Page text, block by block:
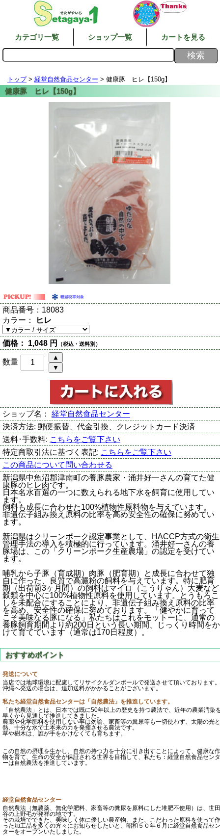
カテゴリ一覧 ショップ一覧 カートを見る
トップ> 経堂自然食品センター > 健康豚 ヒレ【150g】
商品番号： 18083
カラー： ヒレ
価格： 1,048 円 （税込・送料別）
数量
ショップ名： 経堂自然食品センター
決済方法: 郵便振替、代金引換、クレジットカード決済
送料･手数料: こちらをご覧下さい
特定商取引法に基づく表記: こちらをご覧下さい
この商品について問い合わせる
新潟県中魚沼郡津南町の養豚農家・涌井好一さんの育てた健
康豚のヒレ肉です。
日本名水百選の一つに数えられる地下水を飼育に使用してい
ます。
飼料も成長に合わせた100%植物性原料物を与えています。
非遺伝子組み換え原料の比率を高め安全性の確保に努めてい
ます。
新潟県はクリーンポーク認定事業として、HACCP方式の衛生
管理手法の導入を積極的に行っています。涌井好一さんの養
豚場は、この「クリーンポーク生産農場」の認定を受けてい
ます。
哺乳から子豚（育成期）肉豚（肥育期）と成長に合わせて独
自に作った、良質で高澱粉の飼料を与えています。特に肥育
期（出荷前3ヶ月間）の飼料はマイロ（こうりゃん）大麦など
穀類を中心に100%植物性原料を使用しています。とうもろこ
しを未配合にすることにより、非遺伝子組み換え原料の比率
を高め、安全性の確保に努めております。「健やかに育って
こそ美味なる豚になる」私たちはこれをモットーに、通常の
養豚飼育期間より約200日という長い期間、じっくり時間をか
けて育てています（通常は170日程度）。
発送について
当店では地球環境に配慮してリサイクルダンボールで発送させて頂いております。
沖縄へ発送の場合は、追加送料がかかることがございます。
私たち経堂自然食品センターは「自然農法」を推進しています。
「自然農法」とは、日本では既に50年以上の歴史を持つ農法で、近年の農業汚染
早くから見通して推進してきました。
農薬や化学肥料を使用しない事は勿論、家畜等の糞尿等も一切使わず、太陽の光と
熱、十分な水で土本来の力を発揮させる農法です。
草や樹木は、誰が手をかけなくても育ちます。
この自然の摂理を生かし、自然の持つ力を十分に引き出すことによって、健康な作
物を育て、生命の安全が保証される世界を目指して、私たち：経堂自然食品センタ
ーは自然農法を推進しています。
経堂自然食品センター
自然農法（無農薬、無化学肥料、家畜等の糞尿を原料にした堆肥不使用）は、世田
谷の上野毛が発祥の地です。
その栽培でできた、美味しく体に優しい農産物、また、こだわった原料を使って作
った加工品を多くの方々にお知らせしたいと、昭和５０年６月に経堂自然食品セン
ターをオープンいたしました。